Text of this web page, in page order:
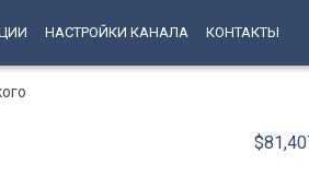
НАСТРОЙКИ КАНАЛА КОНТАКТЫ
Из пруда